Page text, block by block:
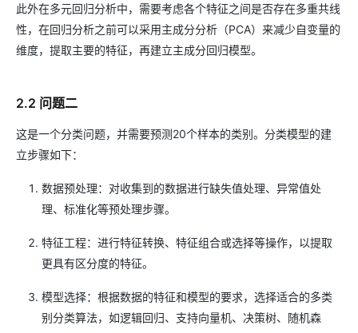
此外在多元回归分析中，需要考虑各个特征之间是否存在多重共线
性，在回归分析之前可以采用主成分分析（PCA）来减少自变量的
维度，提取主要的特征，再建立主成分回归模型。
2.2 问题二
这是一个分类问题，并需要预测20个样本的类别。分类模型的建
立步骤如下：
数据预处理：对收集到的数据进行缺失值处理、异常值处
理、标准化等预处理步骤。
特征工程：进行特征转换、特征组合或选择等操作，以提取
更具有区分度的特征。
模型选择：根据数据的特征和模型的要求，选择适合的多类
别分类算法，如逻辑回归、支持向量机、决策树、随机森